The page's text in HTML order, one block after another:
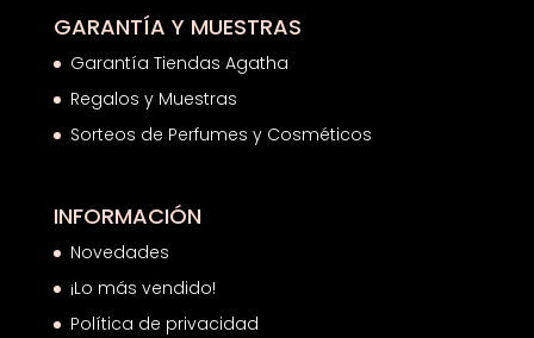
GARANTÍA Y MUESTRAS
Garantía Tiendas Agatha
Regalos y Muestras
Sorteos de Perfumes y Cosméticos
INFORMACIÓN
Novedades
¡Lo más vendido!
Política de privacidad